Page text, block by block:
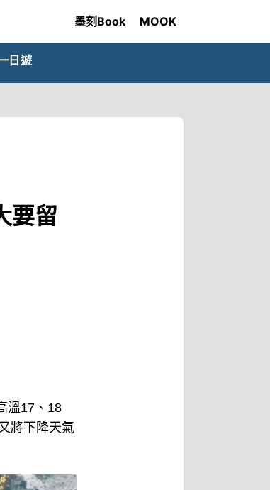
墨刻Book MOOK
日遊
要留
溫17、18
將下降天氣